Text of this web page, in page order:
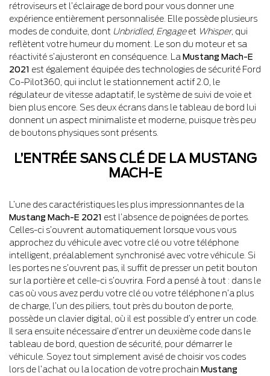
rétroviseurs et l’éclairage de bord pour vous donner une
expérience entièrement personnalisée. Elle possède plusieurs
modes de conduite, dont Unbridled, Engageet Whisper, qui
reflètent votre humeur du moment. Le son du moteur et sa
réactivité s’ajusteront en conséquence. La Mustang Mach-E
2021 est également équipée des technologies de sécurité Ford
Co-Pilot360, qui inclut le stationnement actif 2.0, le
régulateur de vitesse adaptatif, le système de suivi de voie et
bien plus encore. Ses deux écrans dans le tableau de bord lui
donnent un aspect minimaliste et moderne, puisque très peu
de boutons physiques sont présents.
L’ENTRÉE SANS CLÉ DE LA MUSTANG
MACH-E
L’une des caractéristiques les plus impressionnantes de la
Mustang Mach-E 2021 est l’absence de poignées de portes.
Celles-ci s’ouvrent automatiquement lorsque vous vous
approchez du véhicule avec votre clé ou votre téléphone
intelligent, préalablement synchronisé avec votre véhicule. Si
les portes ne s’ouvrent pas, il suffit de presser un petit bouton
sur la portière et celle-ci s’ouvrira. Ford a pensé à tout : dans le
cas où vous avez perdu votre clé ou votre téléphone n’a plus
de charge, l’un des piliers, tout près du bouton de porte,
possède un clavier digital, où il est possible d’y entrer un code.
Il sera ensuite nécessaire d’entrer un deuxième code dans le
tableau de bord, question de sécurité, pour démarrer le
véhicule. Soyez tout simplement avisé de choisir vos codes
lors de l’achat ou la location de votre prochain Mustang